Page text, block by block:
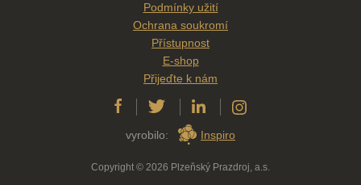
Podmínky užití
Ochrana soukromí
Přístupnost
E-shop
Přijeďte k nám
vyrobilo: Inspiro
Copyright © 2026 Plzeňský Prazdroj, a.s.